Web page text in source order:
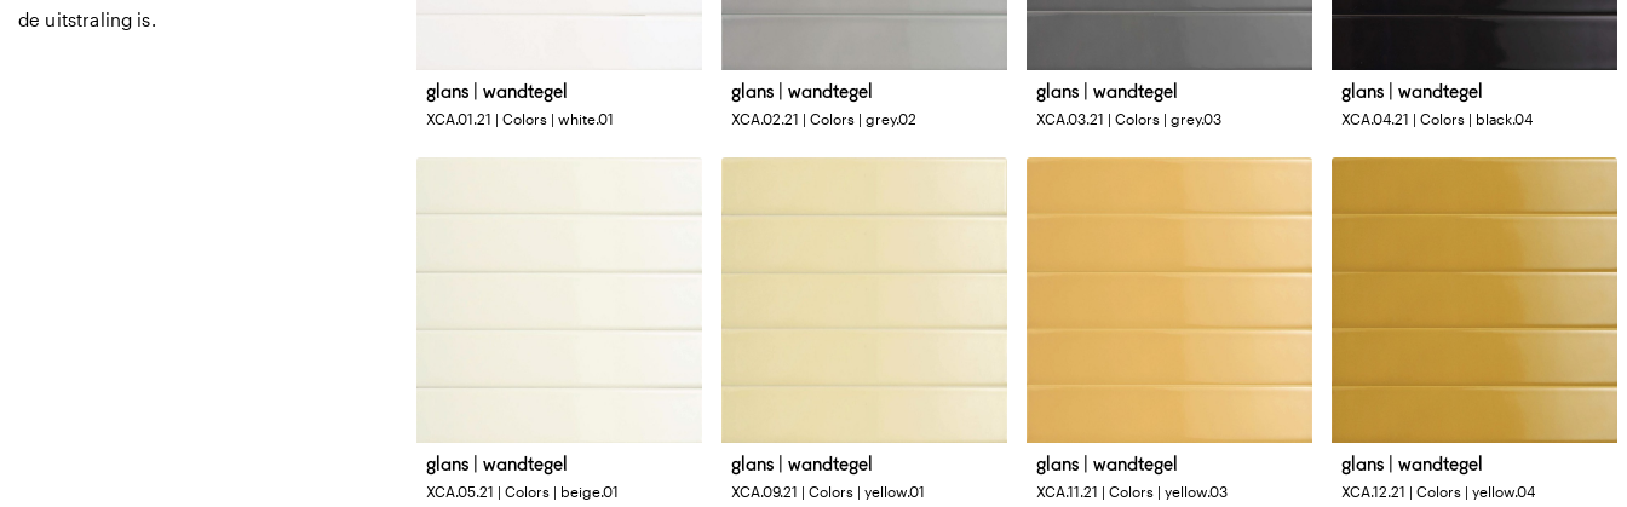
de uitstraling is.
Afmetingen
glans | wandtegel
XCA.01.21 | Colors | white.01
Afmetingen
glans | wandtegel
XCA.02.21 | Colors | grey.02
Afmetingen
glans | wandtegel
XCA.03.21 | Colors | grey.03
Afmetingen
glans | wandtegel
XCA.04.21 | Colors | black.04
Afmetingen
glans | wandtegel
XCA.05.21 | Colors | beige.01
Afmetingen
glans | wandtegel
XCA.09.21 | Colors | yellow.01
Afmetingen
glans | wandtegel
XCA.11.21 | Colors | yellow.03
Afmetingen
glans | wandtegel
XCA.12.21 | Colors | yellow.04